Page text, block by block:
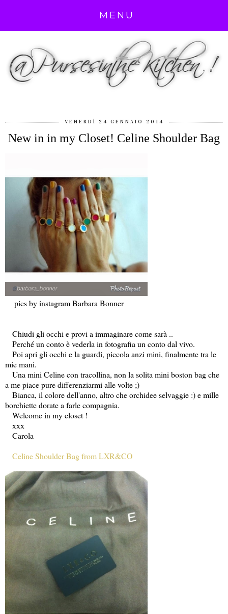
MENU
VENERDÌ 24 GENNAIO 2014
New in in my Closet! Celine Shoulder Bag
pics by instagram Barbara Bonner
Chiudi gli occhi e provi a immaginare come sarà ..
Perché un conto è vederla in fotografia un conto dal vivo.
Poi apri gli occhi e la guardi, piccola anzi mini, finalmente tra le
mie mani.
Una mini Celine con tracollina, non la solita mini boston bag che
a me piace pure differenziarmi alle volte ;)
Bianca, il colore dell'anno, altro che orchidee selvaggie :) e mille
borchiette dorate a farle compagnia.
Welcome in my closet !
xxx
Carola
Celine Shoulder Bag from LXR&CO